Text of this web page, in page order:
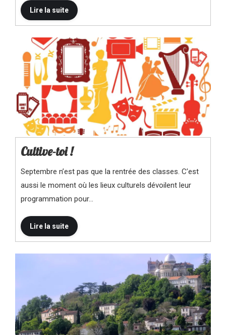
Cultive-toi !
Septembre n’est pas que la rentrée des classes. C’est
aussi le moment où les lieux culturels dévoilent leur
programmation pour…